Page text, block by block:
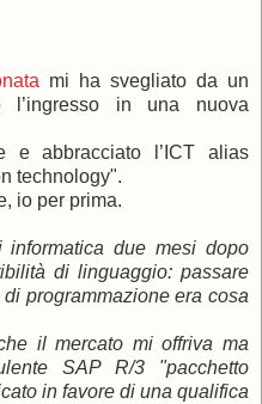
mi ha svegliato da un
l’ingresso in una nuova
e abbracciato l’ICT alias
technology".
io per prima.
due mesi dopo
di linguaggio: passare
programmazione era cosa
il mercato mi offriva ma
SAP R/3 "pacchetto
in favore di una qualifica